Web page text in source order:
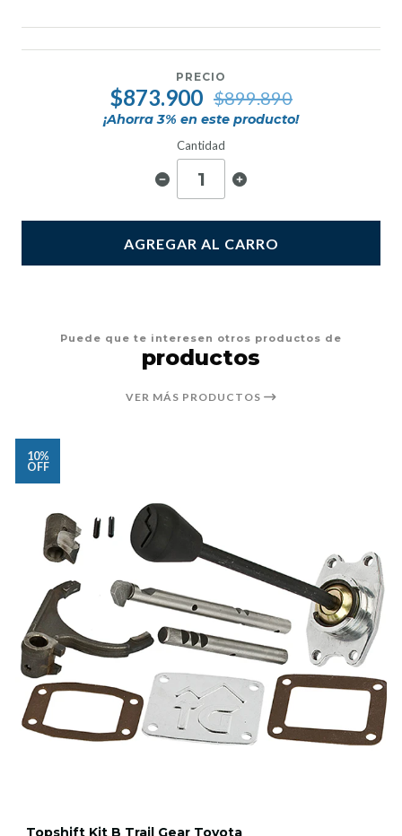
PRECIO
$873.900 $899.890
¡Ahorra3% en este producto!
Cantidad
AGREGAR AL CARRO
Puede que te interesen otros productos de
productos
VER MÁS PRODUCTOS
10%
OFF
Topshift Kit B Trail Gear Toyota